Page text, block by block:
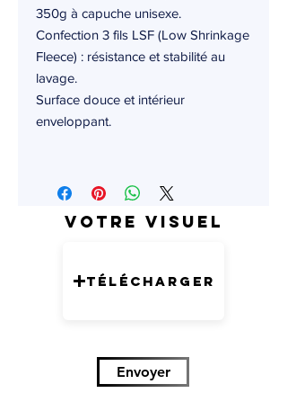
350g à capuche unisexe.
Confection 3 fils LSF (Low Shrinkage
Fleece) : résistance et stabilité au
lavage.
Surface douce et intérieur
enveloppant.
Votre visuel
Télécharger
Envoyer